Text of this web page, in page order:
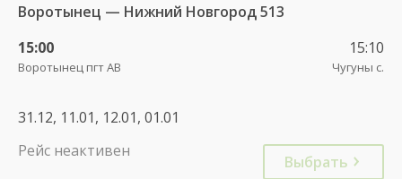
Воротынец — Нижний Новгород 513
15:00
Воротынец пгт АВ
15:10
Чугуны с.
31.12, 11.01, 12.01, 01.01
Рейс неактивен
Выбрать